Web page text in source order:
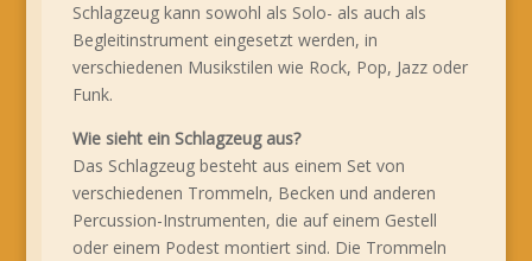
Schlagzeug kann sowohl als Solo- als auch als
Begleitinstrument eingesetzt werden, in
verschiedenen Musikstilen wie Rock, Pop, Jazz oder
Funk.
Wie sieht ein Schlagzeug aus?
Das Schlagzeug besteht aus einem Set von
verschiedenen Trommeln, Becken und anderen
Percussion-Instrumenten, die auf einem Gestell
oder einem Podest montiert sind. Die Trommeln